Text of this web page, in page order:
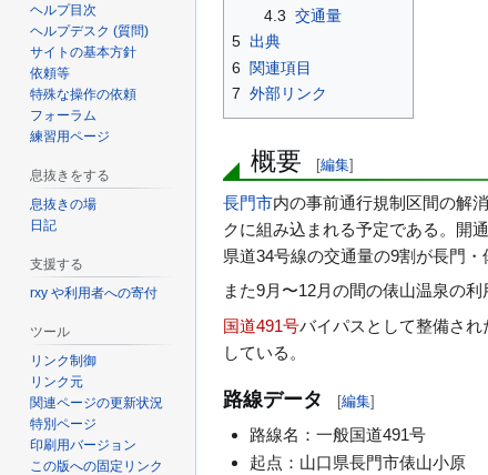
4.3 交通量
5 出典
6
関連項目
7 外部リンク
概要 [編集]
長門市内の事前通行規制区間の解
クに組み込まれる予定である。開
県道34号線の交通量の9割が長門・
また9月〜12月の間の俵山温泉の利
国道491号バイパスとして整備さ
している。
路線データ [編集]
路線名：一般国道491号
起点：山口県長門市俵山小原
ヘルプ目次
ヘルプデスク (質問)
サイトの基本方針
依頼等
特殊な操作の依頼
フォーラム
練習用ページ
息抜きをする
息抜きの場
日記
支援する
rxy や利用者への寄付
ツール
リンク制御
リンク元
関連ページの更新状況
特別ページ
印刷用バージョン
この版への固定リンク